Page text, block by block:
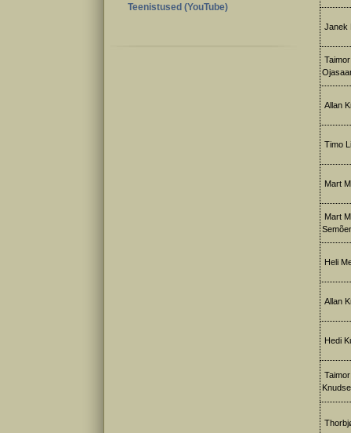
Teenistused (YouTube)
Janek
Allan
Timo
Mart
Mart
Heli
Allan
Hedi